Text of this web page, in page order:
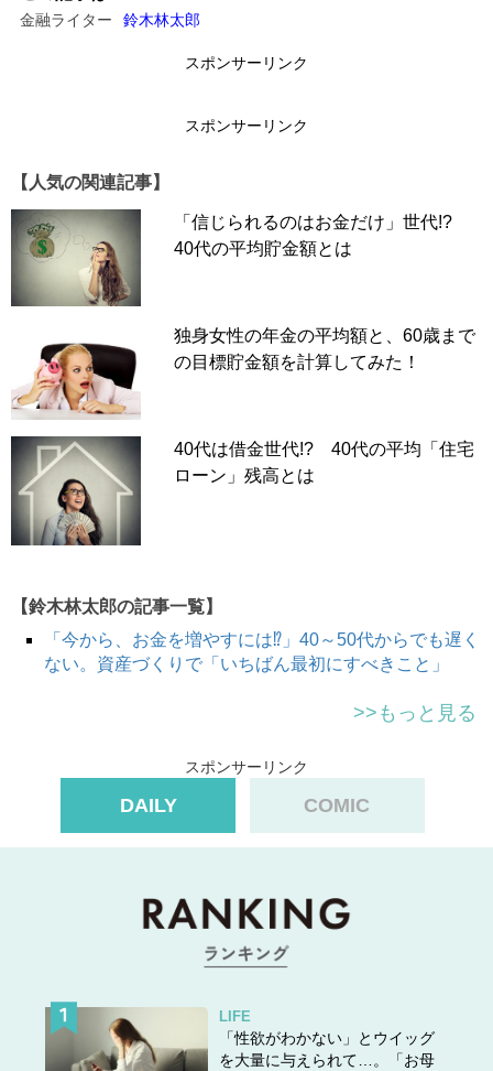
金融ライター 鈴木林太郎
スポンサーリンク
スポンサーリンク
【人気の関連記事】
「信じられるのはお金だけ」世代!?
40代の平均貯金額とは
独身女性の年金の平均額と、60歳まで
の目標貯金額を計算してみた！
40代は借金世代!? 40代の平均「住宅
ローン」残高とは
【鈴木林太郎の記事一覧】
「今から、お金を増やすには⁉」40～50代からでも遅く
ない。資産づくりで「いちばん最初にすべきこと」
>>もっと見る
スポンサーリンク
DAILY COMIC
LIFE
「性欲がわかない」とウイッグ
を大量に与えられて…。「お母